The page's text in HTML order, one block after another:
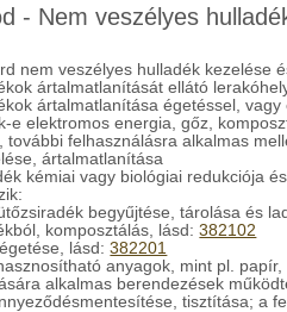
- Nem veszélyes
nem veszélyes hulladék kezelése
ártalmatlanítását ellátó
ártalmatlanítása égetéssel,
e elektromos energia, gőz,
további felhasználásra alkalmas
ártalmatlanítása
kémiai vagy biológiai redukciója
begyűjtése, tárolása és
komposztálás, lásd:382102
lásd:382201
anyagok, mint pl.
alkalmas berendezések
tisztítása; a